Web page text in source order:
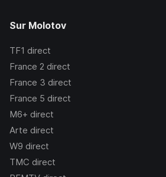
Sur Molotov
TF1 direct
France 2 direct
France 3 direct
France 5 direct
M6+ direct
Arte direct
W9 direct
TMC direct